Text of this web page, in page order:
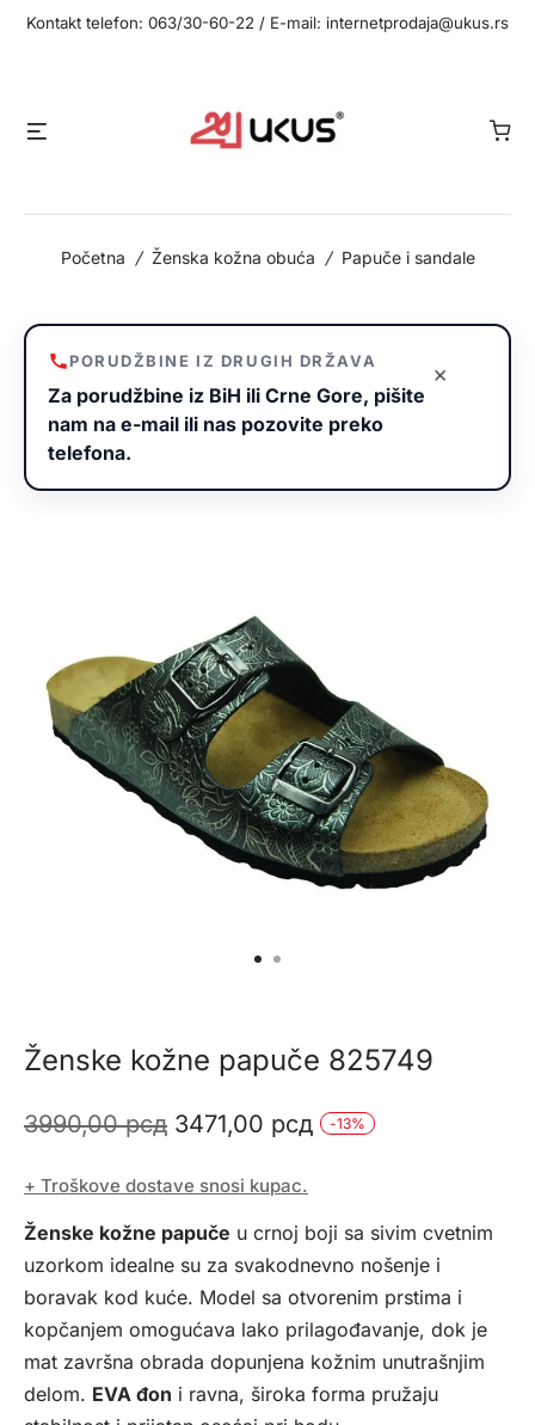
Kontakt telefon: 063/30-60-22 / E-mail: internetprodaja@ukus.rs
Početna / Ženska kožna obuća / Papuče i sandale
×
PORUDŽBINE IZ DRUGIH DRŽAVA
Za porudžbine iz BiH ili Crne Gore, pišite
nam na e-mail ili nas pozovite preko
telefona.
Ženske kožne papuče 825749
3990,00рсд Originalna
je
bila:
3990,00 рсд.
3471,00 рсдTrenutna
3471,00 рсд.
-13%
+ Troškove dostave snosi kupac.
Ženske kožne papuče u crnoj boji sa sivim cvetnim
uzorkom idealne su za svakodnevno nošenje i
boravak kod kuće. Model sa otvorenim prstima i
kopčanjem omogućava lako prilagođavanje, dok je
mat završna obrada dopunjena kožnim unutrašnjim
delom. EVA đon i ravna, široka forma pružaju